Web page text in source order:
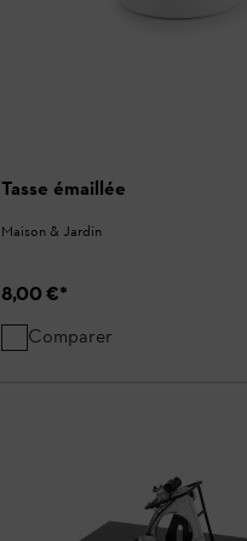
Tasse émaillée
Maison & Jardin
8,00 €*
Comparer